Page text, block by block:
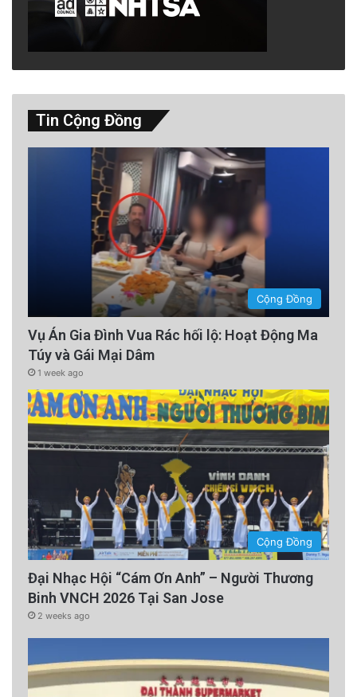
Tin Cộng Đồng
Cộng Đồng
Vụ Án Gia Đình Vua Rác hối lộ: Hoạt Động Ma
Túy và Gái Mại Dâm
1 week ago
Cộng Đồng
Đại Nhạc Hội “Cám Ơn Anh” – Người Thương
Binh VNCH 2026 Tại San Jose
2 weeks ago